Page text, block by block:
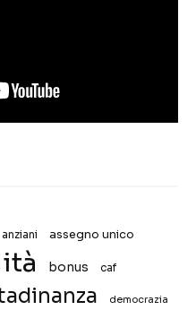
anziani assegno unico
bonus caf
democrazia